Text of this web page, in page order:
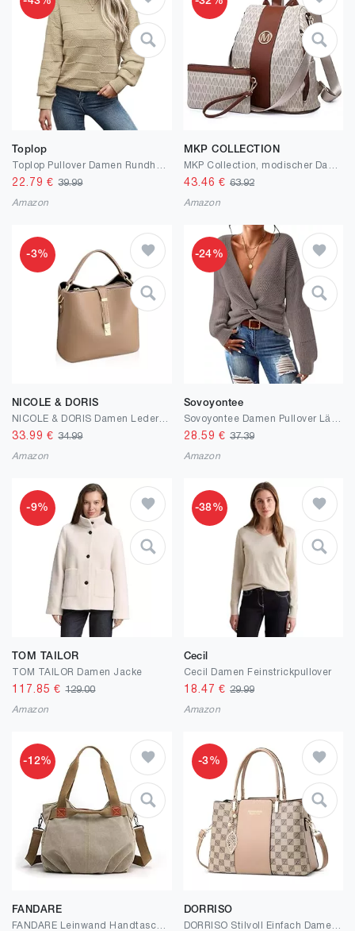
Toplop
22.79 €39.99
Amazon
MKP COLLECTION
43.46 € 63.92
Amazon
-3%
NICOLE & DORIS
NICOLE & DORIS Damen Leder Handtasche Designer Frauen Umhängetasche Beuteltasche Schultertasche Tote Bag Kleine Handtasche mit Vielen Fächern
33.99 €34.99
Amazon
-24%
Sovoyontee
28.59 € 37.39
Amazon
-9%
TOM TAILOR
TOM TAILOR Damen Jacke
117.85 €129.00
Amazon
-38%
Cecil
Cecil Damen Feinstrickpullover
18.47 € 29.99
Amazon
-12%
FANDARE
-3%
DORRISO